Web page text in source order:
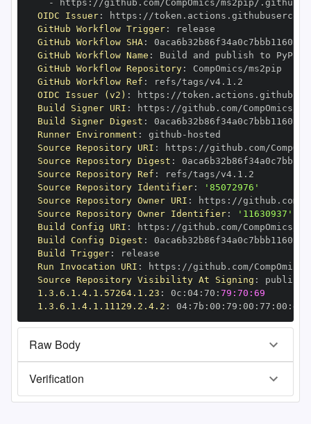
-
https :
OIDC Issuer: https :
GitHub Workflow Trigger:
GitHub Workflow SHA:
GitHub Workflow Name :
GitHub Workflow Repository:
GitHub Workflow Ref :
OIDC Issuer (v2) : https :
Build Signer URI : https :
Build Signer Digest :
Runner Environment : github -
Source Repository URI : https :
Source Repository Digest :
Source Repository Ref :
Source Repository Identifier:
'85072976'
Source Repository Owner URI : https :
Source Repository Owner Identifier:
'11630937'
Build Config URI : https :
Build Config Digest :
Build Trigger:
Run Invocation URI : https :
Source Repository Visibility At Signing :
1.3.6.1.4.1.57264.1.23 : 0c : 04: 70 : 79:70:69
1.3.6.1.4.1.11129.2.4.2 : 04: 7b : 00 : 79 : 00 : 77 : 00 : dd
Raw Body
Verification